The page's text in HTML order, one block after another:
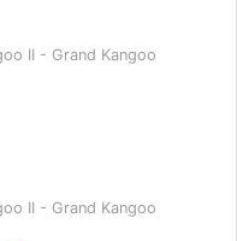
II - Grand Kangoo
II - Grand Kangoo